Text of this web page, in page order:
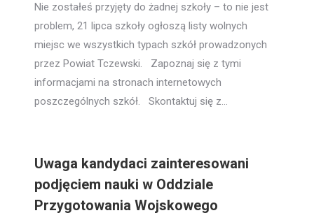
Nie zostałeś przyjęty do żadnej szkoły – to nie jest
problem, 21 lipca szkoły ogłoszą listy wolnych
miejsc we wszystkich typach szkół prowadzonych
przez Powiat Tczewski. Zapoznaj się z tymi
informacjami na stronach internetowych
poszczególnych szkół. Skontaktuj się z…
Uwaga kandydaci zainteresowani
podjęciem nauki w Oddziale
Przygotowania Wojskowego